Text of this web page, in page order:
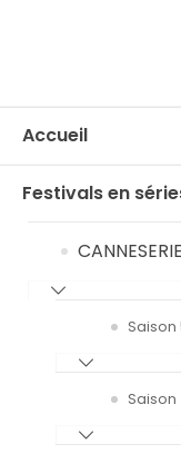
Accueil
Festivals en
Saison
Saison